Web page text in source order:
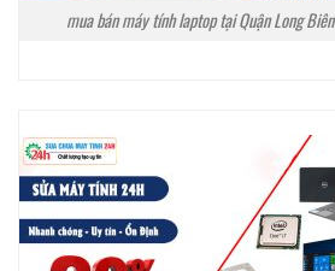
mua bán máy tính laptop tại Quận Long Biên